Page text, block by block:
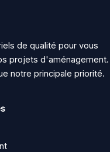
de qualité pour vous
projets d'aménagement.
notre principale priorité.